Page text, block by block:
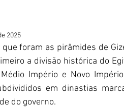
2025
foram as pirâmides de
a divisão histórica do
Império e Novo
em dinastias
do governo.